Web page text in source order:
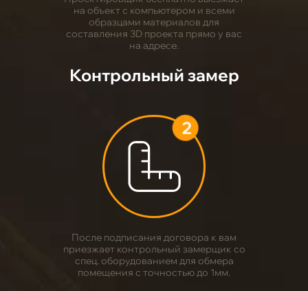
на объект с компьютером и всеми
образцами материалов для
составления 3D проекта прямо у вас
на адресе.
Контрольный замер
2
После подписания договора к вам
приезжает контрольный замерщик со
спец. оборудованием для обмера
помещения с точностью до 1мм.